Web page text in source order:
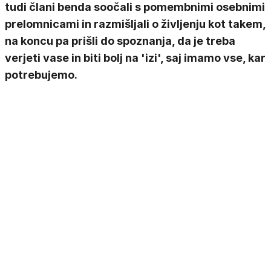
tudi člani benda soočali s pomembnimi osebnimi
prelomnicami in razmišljali o življenju kot takem,
na koncu pa prišli do spoznanja, da je treba
verjeti vase in biti bolj na 'izi', saj imamo vse, kar
potrebujemo.